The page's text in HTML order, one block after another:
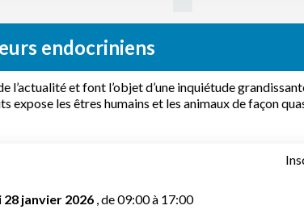
endocriniens
et font l’objet d’une inquiétude
expose les êtres humains et les animaux de façon
janvier 2026 , de 09:00 à 17:00